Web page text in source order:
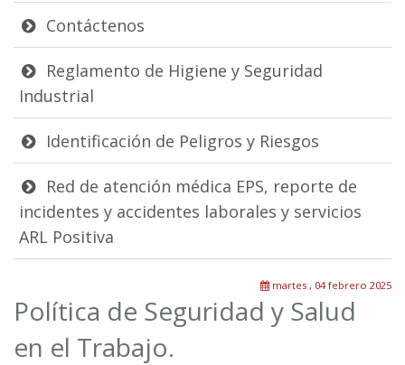
Contáctenos
Reglamento de Higiene y Seguridad
Industrial
Identificación de Peligros y Riesgos
Red de atención médica EPS, reporte de
incidentes y accidentes laborales y servicios
ARL Positiva
martes , 04 febrero 2025
Política de Seguridad y Salud
en el Trabajo.